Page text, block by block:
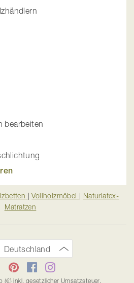
bearbeiten
|Vollholzmöbel | Naturlatex-
Matratzen
Deutschland
(€) inkl. gesetzlicher Umsatzsteuer.